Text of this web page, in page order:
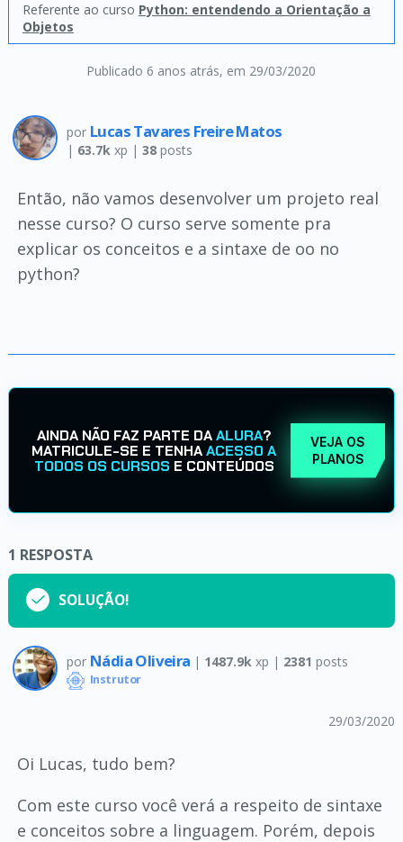
Publicado 6 anos atrás, em 29/03/2020
Referente ao curso Python: entendendo a Orientação a
Objetos
por Lucas Tavares Freire Matos
| 63.7kxp | 38posts
Então, não vamos desenvolver um projeto real
nesse curso? O curso serve somente pra
explicar os conceitos e a sintaxe de oo no
python?
AINDA NÃO FAZ PARTE DAALURA?
MATRICULE-SE E TENHAACESSO A
TODOS OS CURSOS E CONTEÚDOS
VEJA OS
PLANOS
1 RESPOSTA
SOLUÇÃO!
por Nádia Oliveira | 1487.9k xp | 2381 posts
Instrutor
29/03/2020
Oi Lucas, tudo bem?
Com este curso você verá a respeito de sintaxe
e conceitos sobre a linguagem. Porém, depois